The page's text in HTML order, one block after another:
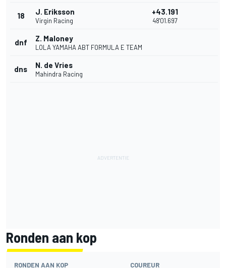
18 J. Eriksson
Virgin Racing
+43.191
48'01.697
dnf Z. Maloney
LOLA YAMAHA ABT FORMULA E TEAM
dns N. de Vries
Mahindra Racing
Ronden aan kop
RONDEN AAN KOP COUREUR